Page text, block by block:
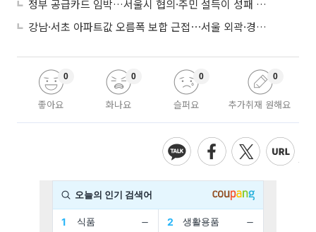
정부 공급카드 임박…서울시 협의·주민 설득이 성패 가른다
강남·서초 아파트값 오름폭 보합 근접⋯서울 외곽·경기 남부 중심 매수세
좋아요
0
화나요
0
슬퍼요
0
추가취재 원해요
0